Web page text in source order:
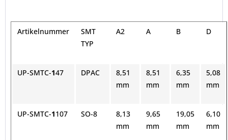
Artikelnummer
SMT
TYP
A2 A B D
UP-SMTC-147 DPAC
8,51
mm
8,51
mm
6,35
mm
5,08
mm
UP-SMTC-1107 SO-8
8,13
mm
9,65
mm
19,05
mm
6,10
mm